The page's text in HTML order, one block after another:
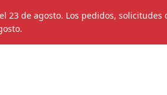
23 de agosto. Los pedidos, solicitudes